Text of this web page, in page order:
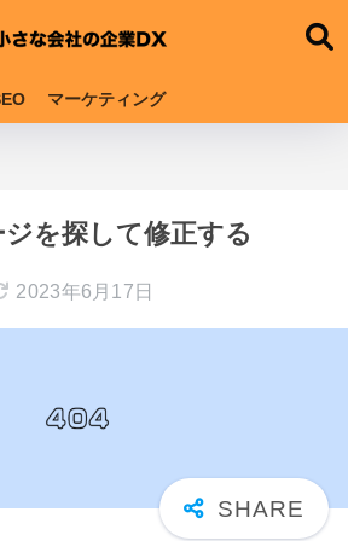
マーケティング
を探して修正する
2023年6月17日